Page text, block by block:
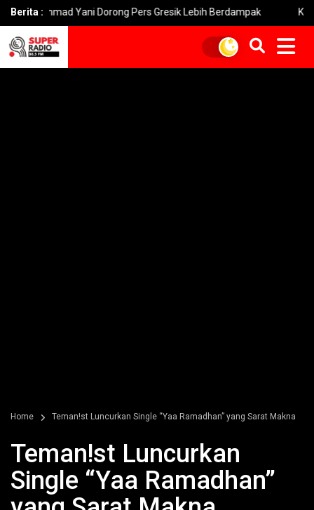
Berita :
Yani Dorong Pers Gresik Lebih Berdampak Kebakaran
Home Teman!st Luncurkan Single “Yaa Ramadhan” yang Sarat Makna
Teman!st Luncurkan
Single “Yaa Ramadhan”